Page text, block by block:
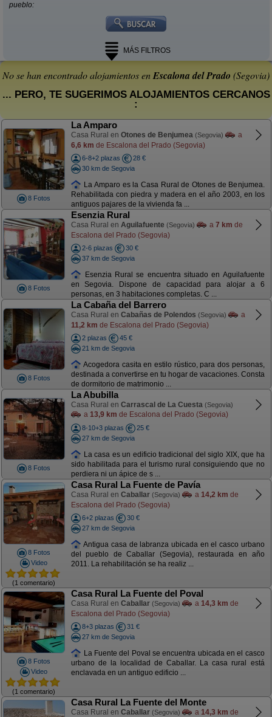
pueblo:
MÁS FILTROS
No se han encontrado alojamientos enEscalona del Prado (Segovia)
... PERO, TE SUGERIMOS ALOJAMIENTOS CERCANOS
:
8 Fotos
La Amparo
Casa Rural en Otones de Benjumea (Segovia)
a
6,6 km de Escalona del Prado (Segovia)
6-8+2 plazas
28 €
30 km de Segovia
La Amparo es la Casa Rural de Otones de Benjumea.
Rehabilitada con piedra y madera en el año 2003, en los
antiguos pajares de la vivienda fa ...
8 Fotos
Esenzia Rural
Casa Rural en Aguilafuente (Segovia) a 7 km de
Escalona del Prado (Segovia)
2-6 plazas
30 €
37 km de Segovia
Esenzia Rural se encuentra situado en Aguilafuente
en Segovia. Dispone de capacidad para alojar a 6
personas, en 3 habitaciones completas. C ...
8 Fotos
La Cabaña del Barrero
Casa Rural en Cabañas de Polendos (Segovia)
a
11,2 km de Escalona del Prado (Segovia)
2 plazas
45 €
21 km de Segovia
Acogedora casita en estilo rústico, para dos personas,
destinada a convertirse en tu hogar de vacaciones. Consta
de dormitorio de matrimonio ...
8 Fotos
La Abubilla
Casa Rural en Carrascal de La Cuesta (Segovia)
a 13,9 km de Escalona del Prado (Segovia)
8-10+3 plazas
25 €
27 km de Segovia
La casa es un edificio tradicional del siglo XIX, que ha
sido habilitada para el turismo rural consiguiendo que no
perdiera ni un ápice de s ...
8 Fotos
Video
(1 comentario)
Casa Rural La Fuente de Pavía
Casa Rural en Caballar (Segovia) a 14,2 km de
Escalona del Prado (Segovia)
6+2 plazas
30 €
27 km de Segovia
Antigua casa de labranza ubicada en el casco urbano
del pueblo de Caballar (Segovia), restaurada en año
2011. La rehabilitación se ha realiz ...
8 Fotos
Video
(1 comentario)
Casa Rural La Fuente del Poval
Casa Rural en Caballar (Segovia) a 14,3 km de
Escalona del Prado (Segovia)
8+3 plazas
31 €
27 km de Segovia
La Fuente del Poval se encuentra ubicada en el casco
urbano de la localidad de Caballar. La casa rural está
enclavada en un antiguo edificio ...
Casa Rural La Fuente del Monte
Casa Rural en Caballar (Segovia) a 14,3 km de